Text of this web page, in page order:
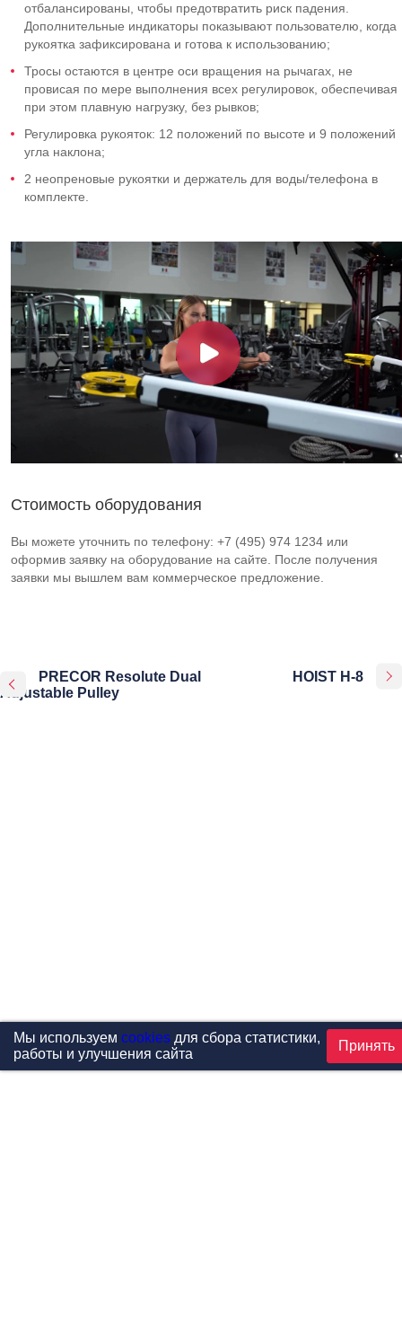
отбалансированы, чтобы предотвратить риск падения.
Дополнительные индикаторы показывают пользователю, когда
рукоятка зафиксирована и готова к использованию;
Тросы остаются в центре оси вращения на рычагах, не
провисая по мере выполнения всех регулировок, обеспечивая
при этом плавную нагрузку, без рывков;
Регулировка рукояток: 12 положений по высоте и 9 положений
угла наклона;
2 неопреновые рукоятки и держатель для воды/телефона в
комплекте.
Стоимость оборудования
Вы можете уточнить по телефону: +7 (495) 974 1234 или
оформив заявку на оборудование на сайте. После получения
заявки мы вышлем вам коммерческое предложение.
PRECOR Resolute Dual
Adjustable Pulley
HOIST H-8
Мы используем cookiesдля сбора статистики,
работы и улучшения сайта
Принять